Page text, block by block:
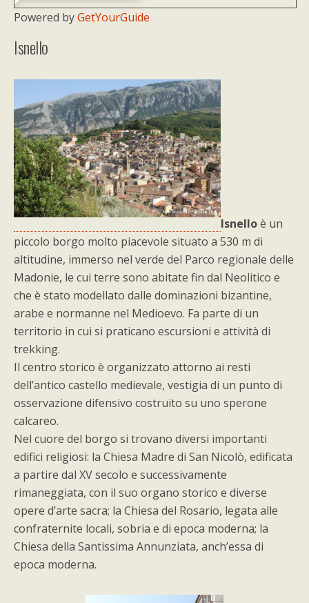
Powered byGetYourGuide
Isnello
Isnelloè un
piccolo borgo molto piacevole situato a 530 m di
altitudine, immerso nel verde del Parco regionale delle
Madonie, le cui terre sono abitate fin dal Neolitico e
che è stato modellato dalle dominazioni bizantine,
arabe e normanne nel Medioevo. Fa parte di un
territorio in cui si praticano escursioni e attività di
trekking.
Il centro storico è organizzato attorno ai resti
dell’antico castello medievale, vestigia di un punto di
osservazione difensivo costruito su uno sperone
calcareo.
Nel cuore del borgo si trovano diversi importanti
edifici religiosi: la Chiesa Madre di San Nicolò, edificata
a partire dal XV secolo e successivamente
rimaneggiata, con il suo organo storico e diverse
opere d’arte sacra; la Chiesa del Rosario, legata alle
confraternite locali, sobria e di epoca moderna; la
Chiesa della Santissima Annunziata, anch’essa di
epoca moderna.